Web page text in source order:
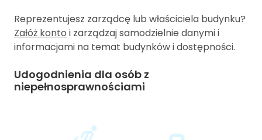
Reprezentujesz zarządcę lub właściciela budynku?
Załóż konto i zarządzaj samodzielnie danymi i
informacjami na temat budynków i dostępności.
Udogodnienia dla osób z
niepełnosprawnościami